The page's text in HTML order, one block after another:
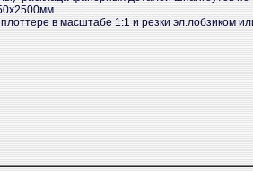
в масштабе 1:1 и резки эл.лобзиком